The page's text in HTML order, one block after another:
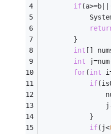
if
        }
int []
int
for(int
if
            }
if(j<